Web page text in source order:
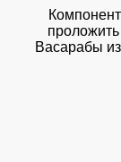
Васарабы